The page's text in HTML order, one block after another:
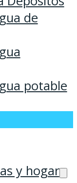
de
potable
y hogar